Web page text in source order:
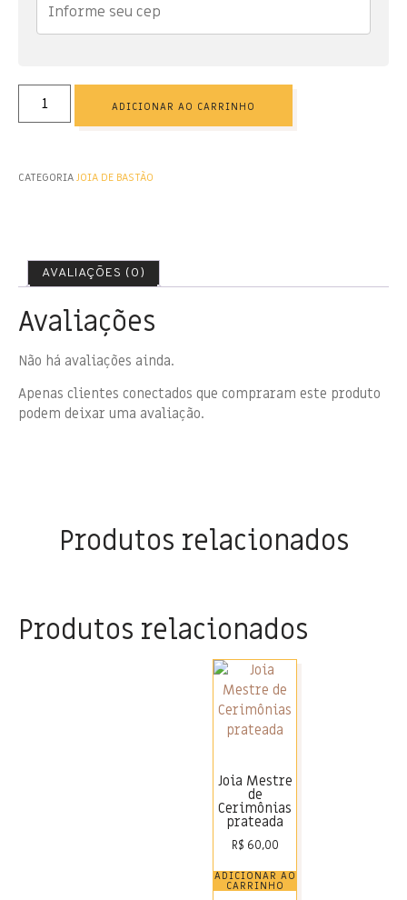
ADICIONAR AO CARRINHO
CATEGORIAJOIA DE BASTÃO
AVALIAÇÕES (0)
Avaliações
Não há avaliações ainda.
Apenas clientes conectados que compraram este produto
podem deixar uma avaliação.
Produtos relacionados
Produtos relacionados
Joia Mestre
de
Cerimônias
prateada
R$ 60,00
ADICIONAR AO
CARRINHO